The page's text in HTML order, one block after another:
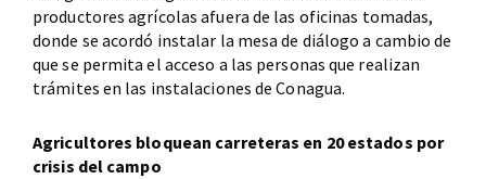
productores agrícolas afuera de las oficinas tomadas,
donde se acordó instalar la mesa de diálogo a cambio de
que se permita el acceso a las personas que realizan
trámites en las instalaciones de Conagua.
Agricultores bloquean carreteras en 20 estados por
crisis del campo